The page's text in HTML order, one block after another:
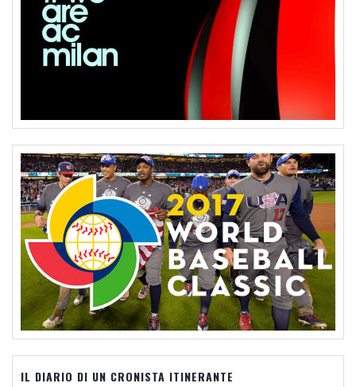
IL DIARIO DI UN CRONISTA ITINERANTE